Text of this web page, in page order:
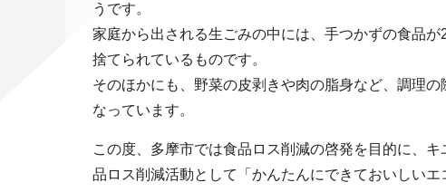
うです。
家庭から出される生ごみの中には、手つかずの食品
捨てられているものです。
そのほかにも、野菜の皮剥きや肉の脂身など、調理
なっています。
この度、多摩市では食品ロス削減の啓発を目的に、
品ロス削減活動として「かんたんにできておいしいエ